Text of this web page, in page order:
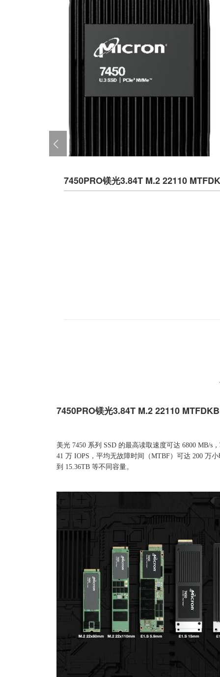
7450PRO镁光3.84T M.2 22110
7450PRO镁光3.84T M.2 22110
美光 7450 系列 SSD 的最高读取速度可达 6800 MB/s
41 万 IOPS，平均无故障时间（MTBF）可达 200 万
到 15.36TB 等不同容量。